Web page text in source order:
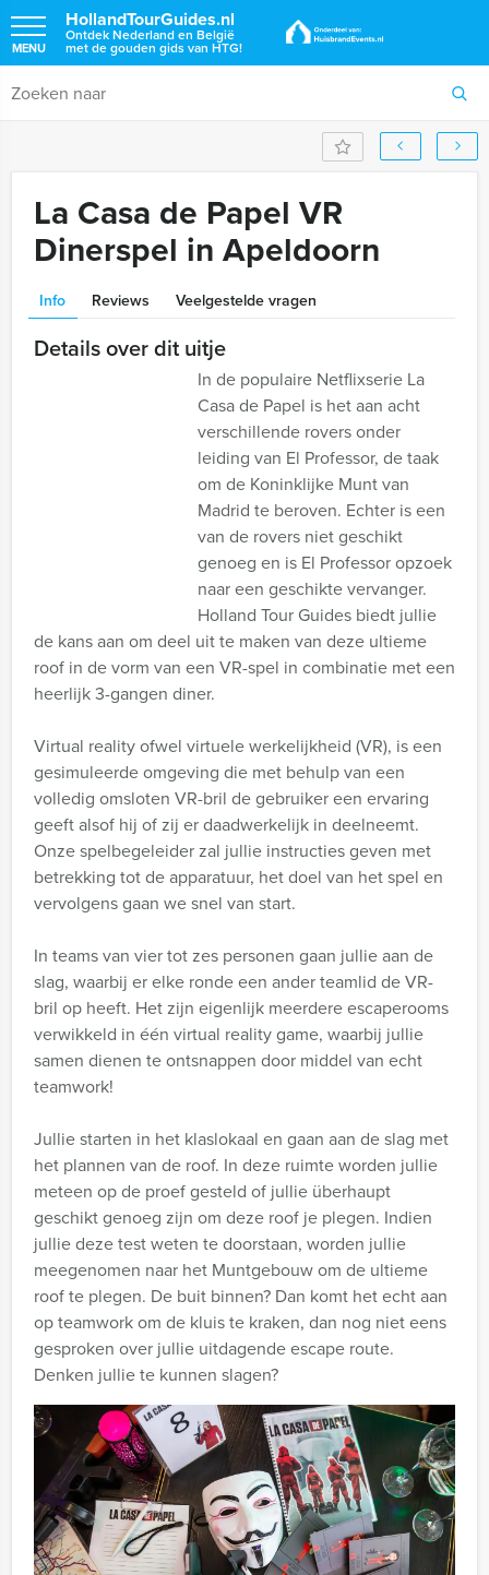
HollandTourGuides.nl
Ontdek Nederland en België
met de gouden gids van HTG!
MENU
La Casa de Papel VR
Dinerspel in Apeldoorn
Info Reviews Veelgestelde vragen
Details over dit uitje
In de populaire Netflixserie La
Casa de Papel is het aan acht
verschillende rovers onder
leiding van El Professor, de taak
om de Koninklijke Munt van
Madrid te beroven. Echter is een
van de rovers niet geschikt
genoeg en is El Professor opzoek
naar een geschikte vervanger.
Holland Tour Guides biedt jullie
de kans aan om deel uit te maken van deze ultieme
roof in de vorm van een VR-spel in combinatie met een
heerlijk 3-gangen diner.
Virtual reality ofwel virtuele werkelijkheid (VR), is een
gesimuleerde omgeving die met behulp van een
volledig omsloten VR-bril de gebruiker een ervaring
geeft alsof hij of zij er daadwerkelijk in deelneemt.
Onze spelbegeleider zal jullie instructies geven met
betrekking tot de apparatuur, het doel van het spel en
vervolgens gaan we snel van start.
In teams van vier tot zes personen gaan jullie aan de
slag, waarbij er elke ronde een ander teamlid de VR-
bril op heeft. Het zijn eigenlijk meerdere escaperooms
verwikkeld in één virtual reality game, waarbij jullie
samen dienen te ontsnappen door middel van echt
teamwork!
Jullie starten in het klaslokaal en gaan aan de slag met
het plannen van de roof. In deze ruimte worden jullie
meteen op de proef gesteld of jullie überhaupt
geschikt genoeg zijn om deze roof je plegen. Indien
jullie deze test weten te doorstaan, worden jullie
meegenomen naar het Muntgebouw om de ultieme
roof te plegen. De buit binnen? Dan komt het echt aan
op teamwork om de kluis te kraken, dan nog niet eens
gesproken over jullie uitdagende escape route.
Denken jullie te kunnen slagen?